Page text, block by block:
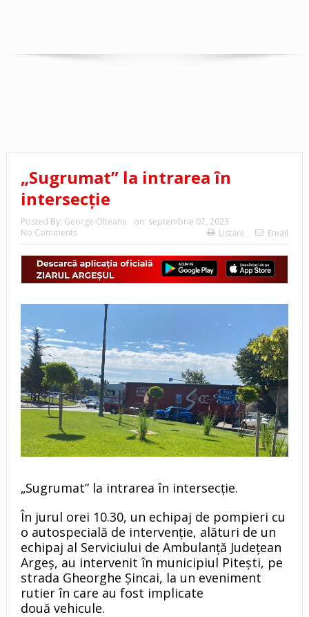
„Sugrumat” la intrarea în
intersecţie
Posted By: George Olteanu on: septembrie 07, 2023
No Comments
Listare Email
„Sugrumat” la intrarea în intersecţie.
În jurul orei 10.30, un echipaj de pompieri cu
o autospecială de intervenție, alături de un
echipaj al Serviciului de Ambulanță Județean
Argeș, au intervenit în municipiul Pitești, pe
strada Gheorghe Șincai, la un eveniment
rutier în care au fost implicate
două vehicule.